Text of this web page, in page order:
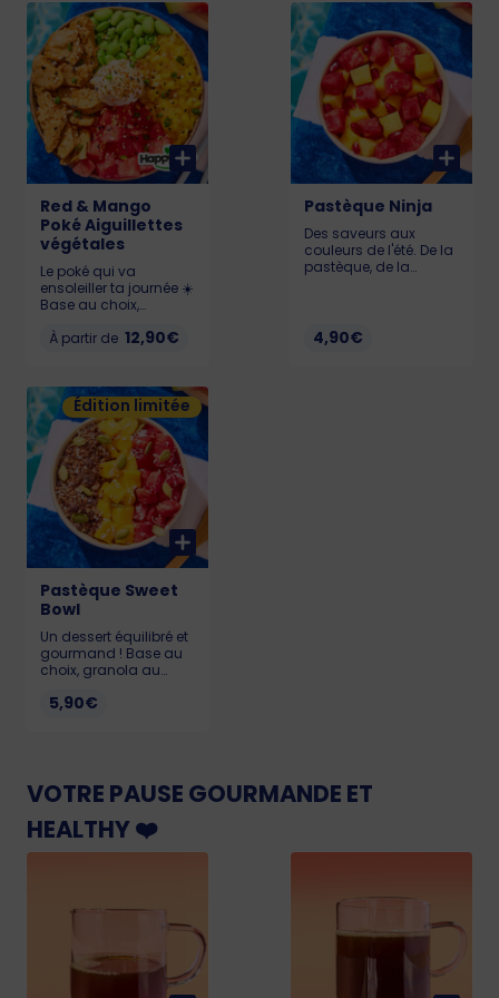
Teriyaki. Allergènes :
Gluten, soja, lait,
sésame KCAL : LIL :
487 - MED : 666 - BIG :
899
KCAL : LIL : 567 - MED :
695 - BIG : 928
Red & Mango
Poké Aiguillettes
végétales
Le poké qui va
ensoleiller ta journée ☀️
Base au choix,
de mangue 🥭,
Végétales Happy Vore
délicieuses.
Allergènes : Gluten,
soja, lait, sésame
KCAL : LIL : 527 - MED :
694 - BIG : 938
À partir de 12,90€
Pastèque Ninja
Des saveurs aux
couleurs de l'été. De la
pastèque, de la
fruits. Allergène :
Sésame 74 kcal
4,90€
Pastèque Sweet
Bowl
Un dessert équilibré et
gourmand ! Base au
choix, granola au
courge, coco rapée et
Alpro : 238 - Skyr : 216 -
Pudding : 418
5,90€
Édition limitée
VOTRE PAUSE GOURMANDE ET
HEALTHY ❤️